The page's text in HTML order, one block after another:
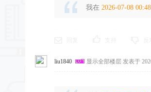
我在 2026-07-08 00:48
liu1840 显示全部楼层 发表于